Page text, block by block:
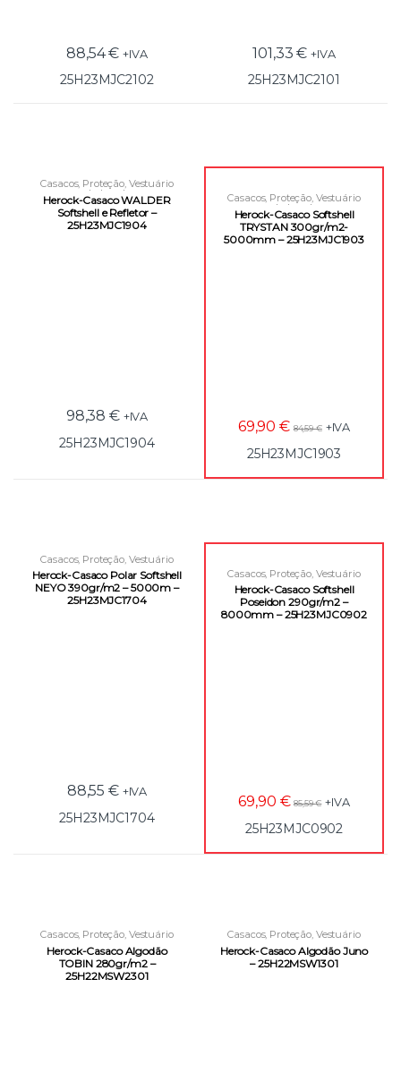
88,54€ +IVA
25H23MJC2102
101,33€ +IVA
25H23MJC2101
Casacos, Proteção, Vestuário
Laboral
Herock-Casaco WALDER
Softshell e Refletor –
25H23MJC1904
98,38 € +IVA
25H23MJC1904
Casacos, Proteção, Vestuário
Laboral
Herock-Casaco Softshell
TRYSTAN 300gr/m2-
5000mm – 25H23MJC1903
69,90€ 84,59€ +IVA
25H23MJC1903
Casacos, Proteção Vestuário
Laboral
Herock-Casaco Polar Softshell
NEYO 390gr/m2 – 5000m –
25H23MJC1704
88,55 € +IVA
25H23MJC1704
Casacos, Proteção Vestuário
Laboral
Herock-Casaco Softshell
Poseidon 290gr/m2 –
8000mm – 25H23MJC0902
69,90 € 85,59€ +IVA
25H23MJC0902
Casacos, Proteção, Vestuário
Laboral
Herock-Casaco Algodão
TOBIN 280gr/m2 –
25H22MSW2301
Casacos, Proteção, Vestuário
Laboral
Herock-Casaco Algodão Juno
– 25H22MSW1301